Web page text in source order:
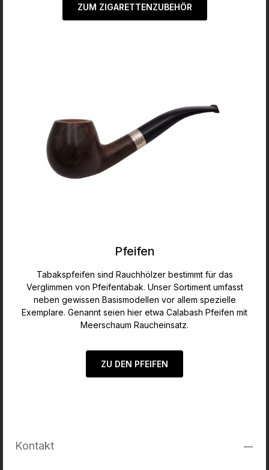
ZUM ZIGARETTENZUBEHÖR
Pfeifen
Tabakspfeifen sind Rauchhölzer bestimmt für das
Verglimmen von Pfeifentabak. Unser Sortiment umfasst
neben gewissen Basismodellen vor allem spezielle
Exemplare. Genannt seien hier etwa Calabash Pfeifen mit
Meerschaum Raucheinsatz.
ZU DEN PFEIFEN
Kontakt